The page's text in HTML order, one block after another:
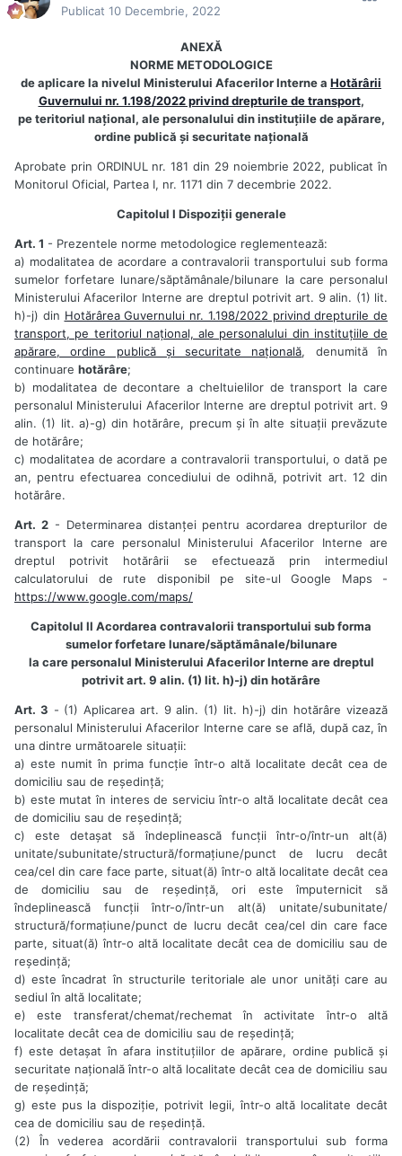
Publicat 10 Decembrie, 2022
ANEXĂ
NORME METODOLOGICE
de aplicare la nivelul Ministerului Afacerilor Interne a Hotărârii
Guvernului nr. 1.198/2022 privind drepturile de transport,
pe teritoriul național, ale personalului din instituțiile de apărare,
ordine publică și securitate națională
Aprobate prin ORDINUL nr. 181 din 29 noiembrie 2022, publicat în
Monitorul Oficial, Partea I, nr. 1171 din 7 decembrie 2022.
Capitolul I Dispoziții generale
Art. 1 - Prezentele norme metodologice reglementează:
a) modalitatea de acordare a contravalorii transportului sub forma
sumelor forfetare lunare/săptămânale/bilunare la care personalul
Ministerului Afacerilor Interne are dreptul potrivit art. 9 alin. (1) lit.
h)-j) din Hotărârea Guvernului nr. 1.198/2022 privind drepturile de
transport, pe teritoriul național, ale personalului din instituțiile de
apărare, ordine publică și securitate națională, denumită în
continuare hotărâre;
b) modalitatea de decontare a cheltuielilor de transport la care
personalul Ministerului Afacerilor Interne are dreptul potrivit art. 9
alin. (1) lit. a)-g) din hotărâre, precum și în alte situații prevăzute
de hotărâre;
c) modalitatea de acordare a contravalorii transportului, o dată pe
an, pentru efectuarea concediului de odihnă, potrivit art. 12 din
hotărâre.
Art. 2- Determinarea distanței pentru acordarea drepturilor de
transport la care personalul Ministerului Afacerilor Interne are
dreptul potrivit hotărârii se efectuează prin intermediul
calculatorului de rute disponibil pe site-ul Google Maps -
https://www.google.com/maps/
Capitolul II Acordarea contravalorii transportului sub forma
sumelor forfetare lunare/săptămânale/bilunare
la care personalul Ministerului Afacerilor Interne are dreptul
potrivit art. 9 alin. (1) lit. h)-j) din hotărâre
Art. 3 - (1) Aplicarea art. 9 alin. (1) lit. h)-j) din hotărâre vizează
personalul Ministerului Afacerilor Interne care se află, după caz, în
una dintre următoarele situații:
a) este numit în prima funcție într-o altă localitate decât cea de
domiciliu sau de reședință;
b) este mutat în interes de serviciu într-o altă localitate decât cea
de domiciliu sau de reședință;
c) este detașat să îndeplinească funcții într-o/într-un alt(ă)
unitate/subunitate/structură/formațiune/punct de lucru decât
cea/cel din care face parte, situat(ă) într-o altă localitate decât cea
de domiciliu sau de reședință, ori este împuternicit să
îndeplinească funcții într-o/într-un alt(ă) unitate/subunitate/
structură/formațiune/punct de lucru decât cea/cel din care face
parte, situat(ă) într-o altă localitate decât cea de domiciliu sau de
reședință;
d) este încadrat în structurile teritoriale ale unor unități care au
sediul în altă localitate;
e) este transferat/chemat/rechemat în activitate într-o altă
localitate decât cea de domiciliu sau de reședință;
f) este detașat în afara instituțiilor de apărare, ordine publică și
securitate națională într-o altă localitate decât cea de domiciliu sau
de reședință;
g) este pus la dispoziție, potrivit legii, într-o altă localitate decât
cea de domiciliu sau de reședință.
(2) În vederea acordării contravalorii transportului sub forma